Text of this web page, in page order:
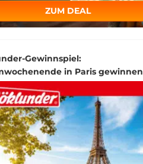
ZUM DEAL
Gewinnspiel:
in Paris gewinnen